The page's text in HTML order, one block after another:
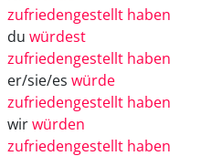
zufriedengestellt haben
du würdest
zufriedengestellt haben
er/sie/es würde
zufriedengestellt haben
wirwürden
zufriedengestellt haben